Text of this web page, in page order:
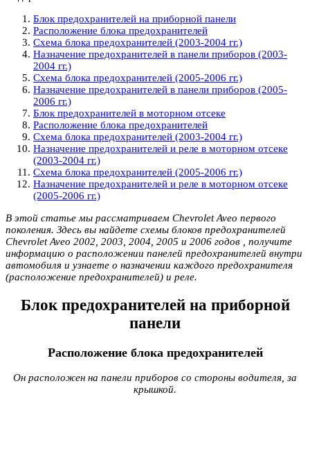
Блок предохранителей на приборной панели
Расположение блока предохранителей
Схема блока предохранителей (2003-2004 гг.)
Назначение предохранителей в панели приборов (2003-
2004 гг.)
Схема блока предохранителей (2005-2006 гг.)
Назначение предохранителей в панели приборов (2005-
2006 гг.)
Блок предохранителей в моторном отсеке
Расположение блока предохранителей
Схема блока предохранителей (2003-2004 гг.)
Назначение предохранителей и реле в моторном отсеке
(2003-2004 гг.)
Схема блока предохранителей (2005-2006 гг.)
Назначение предохранителей и реле в моторном отсеке
(2005-2006 гг.)
В этой статье мы рассматриваем Chevrolet Aveo первого
поколения. Здесь вы найдете схемы блоков предохранителей
Chevrolet Aveo 2002, 2003, 2004, 2005 и 2006 годов , получите
информацию о расположении панелей предохранителей внутри
автомобиля и узнаете о назначении каждого предохранителя
(расположение предохранителей) и реле.
Блок предохранителей на приборной
панели
Расположение блока предохранителей
Он расположен на панели приборов со стороны водителя, за
крышкой.